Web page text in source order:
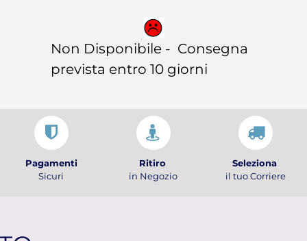
Non Disponibile - Consegna
prevista entro 10 giorni
Pagamenti
Sicuri
Ritiro
in Negozio
Seleziona
il tuo Corriere